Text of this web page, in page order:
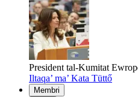
President tal-Kumitat
Iltaqa’ ma’ Kata Tüttő
Membri